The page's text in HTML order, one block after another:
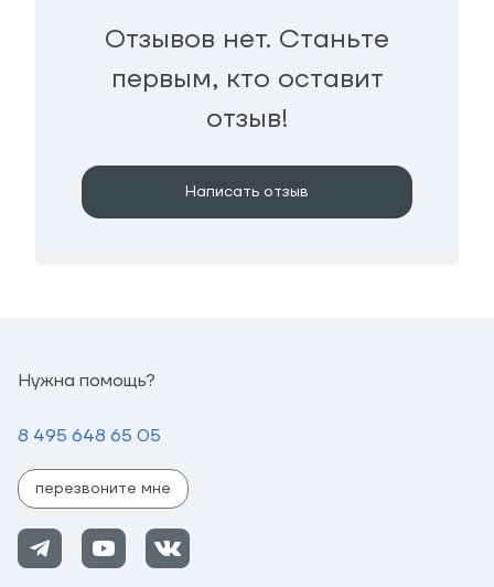
Отзывов нет. Станьте
первым, кто оставит
отзыв!
Написать отзыв
Нужна помощь?
8 495 648 65 05
перезвоните мне